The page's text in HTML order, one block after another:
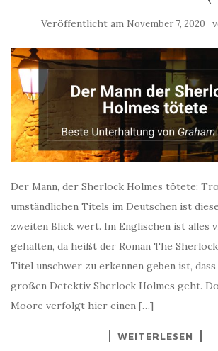
Veröffentlicht am November 7, 2020
Der Mann, der Sherlock Holmes tötete:
umständlichen Titels im Deutschen ist
zweiten Blick wert. Im Englischen ist alles
gehalten, da heißt der Roman The
Titel unschwer zu erkennen geben ist, dass
großen Detektiv Sherlock Holmes geht.
Moore verfolgt hier einen […]
WEITERLESEN